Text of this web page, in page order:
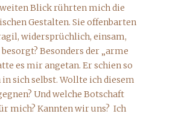
Blick rührten mich die
Gestalten. Sie offenbarten
widersprüchlich, einsam,
Besonders der „arme
es mir angetan. Er schien so
in sich selbst. Wollte ich diesem
Und welche Botschaft
mich? Kannten wir uns? Ich